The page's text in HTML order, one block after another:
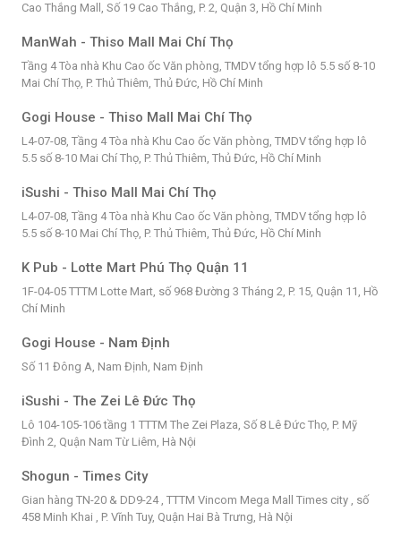
Cao Thắng Mall, Số 19 Cao Thắng, P. 2, Quận 3, Hồ Chí Minh
ManWah - Thiso Mall Mai Chí Thọ
Tầng 4 Tòa nhà Khu Cao ốc Văn phòng, TMDV tổng hợp lô 5.5 số 8-10
Mai Chí Thọ, P. Thủ Thiêm, Thủ Đức, Hồ Chí Minh
Gogi House - Thiso Mall Mai Chí Thọ
L4-07-08, Tầng 4 Tòa nhà Khu Cao ốc Văn phòng, TMDV tổng hợp lô
5.5 số 8-10 Mai Chí Thọ, P. Thủ Thiêm, Thủ Đức, Hồ Chí Minh
iSushi - Thiso Mall Mai Chí Thọ
L4-07-08, Tầng 4 Tòa nhà Khu Cao ốc Văn phòng, TMDV tổng hợp lô
5.5 số 8-10 Mai Chí Thọ, P. Thủ Thiêm, Thủ Đức, Hồ Chí Minh
K Pub - Lotte Mart Phú Thọ Quận 11
1F-04-05 TTTM Lotte Mart, số 968 Đường 3 Tháng 2, P. 15, Quận 11, Hồ
Chí Minh
Gogi House - Nam Định
Số 11 Đông A, Nam Định, Nam Định
iSushi - The Zei Lê Đức Thọ
Lô 104-105-106 tầng 1 TTTM The Zei Plaza, Số 8 Lê Đức Thọ, P. Mỹ
Đình 2, Quận Nam Từ Liêm, Hà Nội
Shogun - Times City
Gian hàng TN-20 & DD9-24 , TTTM Vincom Mega Mall Times city , số
458 Minh Khai , P. Vĩnh Tuy, Quận Hai Bà Trưng, Hà Nội